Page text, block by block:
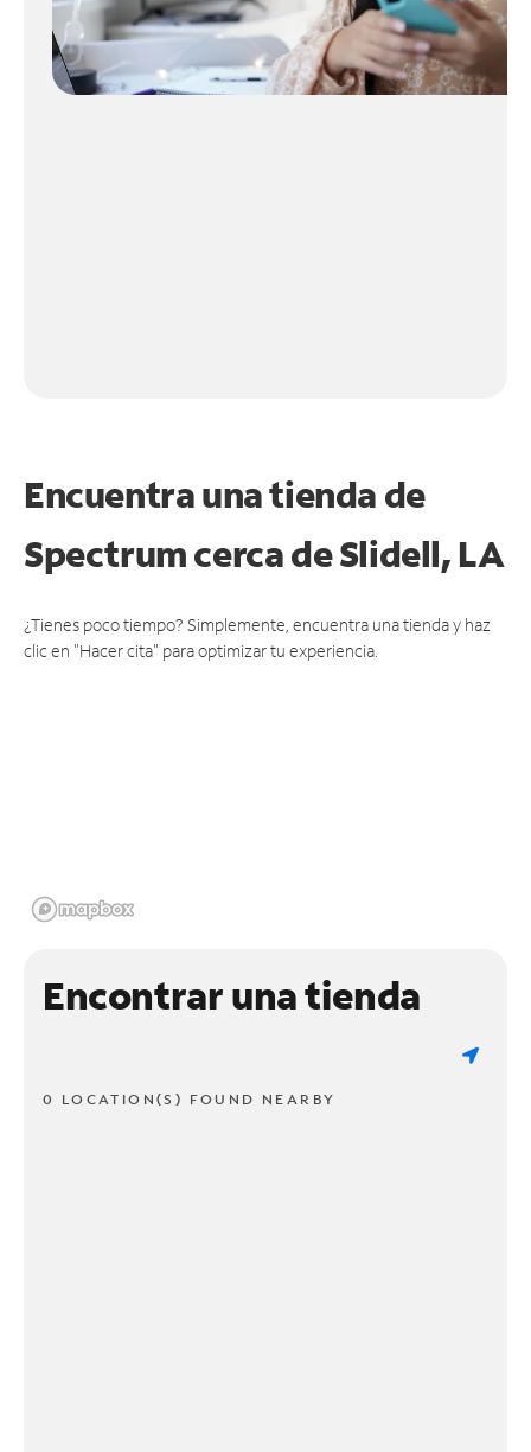
Encuentra una tienda de
Spectrumcerca de Slidell, LA
¿Tienes poco tiempo? Simplemente, encuentra una tienda y haz
clic en "Hacer cita" para optimizar tu experiencia.
Encontrar una tienda
0 LOCATION(S) FOUND NEARBY